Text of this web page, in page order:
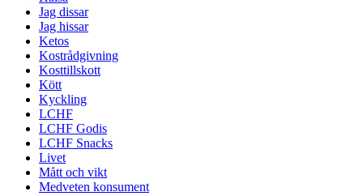
Jag dissar
Jag hissar
Ketos
Kostrådgivning
Kosttillskott
Kött
Kyckling
LCHF
LCHF Godis
LCHF Snacks
Livet
Mått och vikt
Medveten konsument